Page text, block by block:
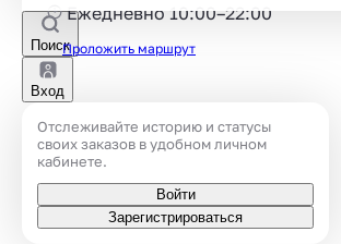
Ежедневно 10:00–22:00
Проложить маршрут
Поиск
Вход
Отслеживайте историю и статусы
своих заказов в удобном личном
кабинете.
Войти
Зарегистрироваться